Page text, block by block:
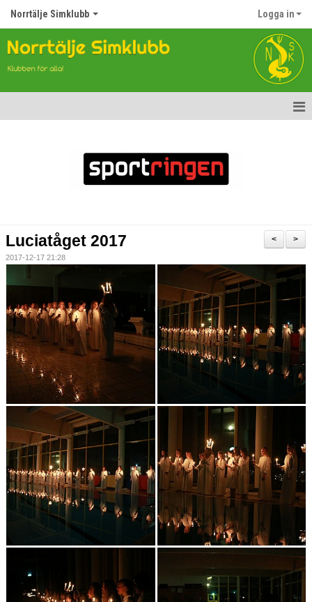
Norrtälje Simklubb Logga in
Topp Tolv
Anmälan till Simklubben
Våra tävlingar
Klubbkollektion
>
<
Luciatåget 2017
2017-12-17 21:28